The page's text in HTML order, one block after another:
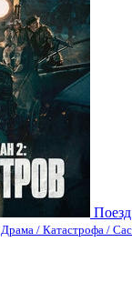
/ Катастрофа /